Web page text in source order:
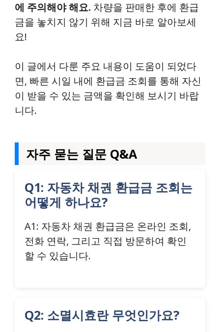
에 주의해야 해요. 차량을 판매한 후에 환급
금을 놓치지 않기 위해 지금 바로 알아보세
요!
이 글에서 다룬 주요 내용이 도움이 되었다
면, 빠른 시일 내에 환급금 조회를 통해 자신
이 받을 수 있는 금액을 확인해 보시기 바랍
니다.
자주 묻는 질문 Q&A
Q1: 자동차 채권 환급금 조회는
어떻게 하나요?
A1: 자동차 채권 환급금은 온라인 조회,
전화 연락, 그리고 직접 방문하여 확인
할 수 있습니다.
Q2: 소멸시효란 무엇인가요?